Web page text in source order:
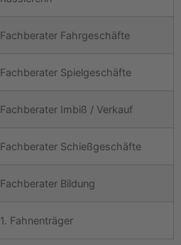
Fachberater Fahrgeschäfte
Fachberater Spielgeschäfte
Fachberater Imbiß / Verkauf
Fachberater Schießgeschäfte
Fachberater Bildung
1. Fahnenträger